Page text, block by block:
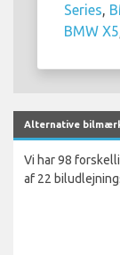
Series
BMW X5
Alternative
Vi har 98
af 22